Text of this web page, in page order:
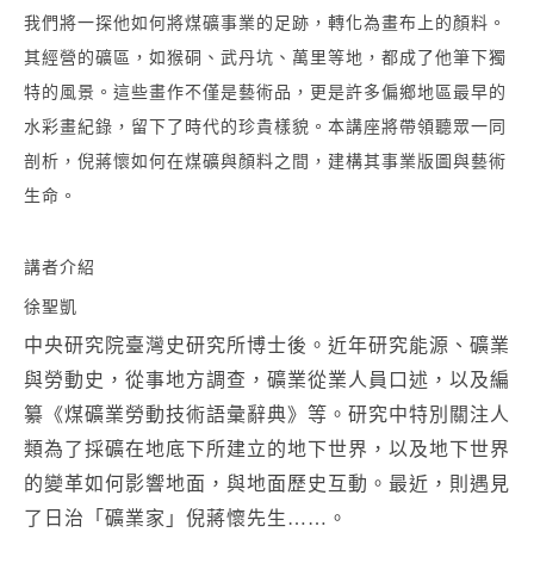
我們將一探他如何將煤礦事業的足跡，轉化為畫布上的顏料。
其經營的礦區，如猴硐、武丹坑、萬里等地，都成了他筆下獨
特的風景。這些畫作不僅是藝術品，更是許多偏鄉地區最早的
水彩畫紀錄，留下了時代的珍貴樣貌。本講座將帶領聽眾一同
剖析，倪蔣懷如何在煤礦與顏料之間，建構其事業版圖與藝術
生命。
講者介紹
徐聖凱
中央研究院臺灣史研究所博士後。近年研究能源、礦業
與勞動史，從事地方調查，礦業從業人員口述，以及編
纂《煤礦業勞動技術語彙辭典》等。研究中特別關注人
類為了採礦在地底下所建立的地下世界，以及地下世界
的變革如何影響地面，與地面歷史互動。最近，則遇見
了日治「礦業家」倪蔣懷先生……。